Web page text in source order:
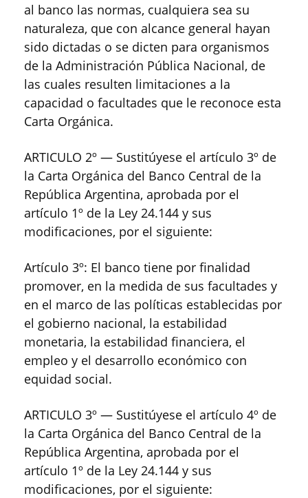
al banco las normas, cualquiera sea su
naturaleza, que con alcance general hayan
sido dictadas o se dicten para organismos
de la Administración Pública Nacional, de
las cuales resulten limitaciones a la
capacidad o facultades que le reconoce esta
Carta Orgánica.
ARTICULO 2º — Sustitúyese el artículo 3º de
la Carta Orgánica del Banco Central de la
República Argentina, aprobada por el
artículo 1º de la Ley 24.144 y sus
modificaciones, por el siguiente:
Artículo 3º: El banco tiene por finalidad
promover, en la medida de sus facultades y
en el marco de las políticas establecidas por
el gobierno nacional, la estabilidad
monetaria, la estabilidad financiera, el
empleo y el desarrollo económico con
equidad social.
ARTICULO 3º — Sustitúyese el artículo 4º de
la Carta Orgánica del Banco Central de la
República Argentina, aprobada por el
artículo 1º de la Ley 24.144 y sus
modificaciones, por el siguiente: